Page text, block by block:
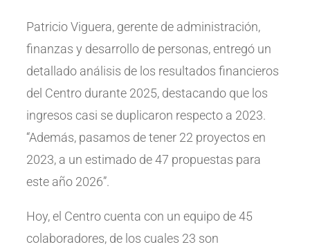
Patricio Viguera, gerente de administración,
finanzas y desarrollo de personas, entregó un
detallado análisis de los resultados financieros
del Centro durante 2025, destacando que los
ingresos casi se duplicaron respecto a 2023.
“Además, pasamos de tener 22 proyectos en
2023, a un estimado de 47 propuestas para
este año 2026”.
Hoy, el Centro cuenta con un equipo de 45
colaboradores, de los cuales 23 son